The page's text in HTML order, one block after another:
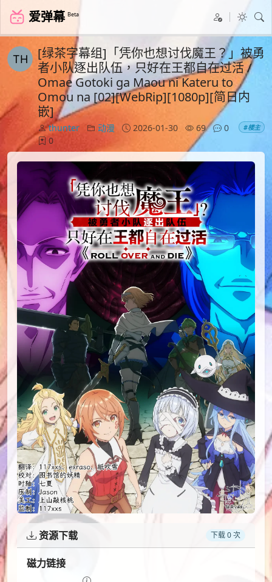
爱弹幕 Beta
[绿茶字幕组]「凭你也想讨伐魔王？」被勇
者小队逐出队伍，只好在王都自在过活 /
Omae Gotoki ga Maou ni Kateru to
Omou na [02][WebRip][1080p][简日内
嵌]
thunter 动漫 2026-01-30 69
0
0
#楼主
资源下载 下载 0 次
磁力链接